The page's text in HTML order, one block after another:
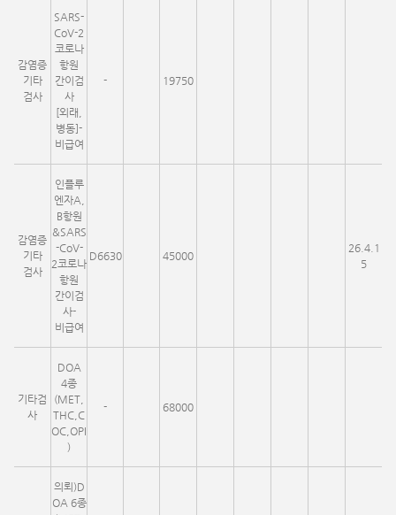
감염증
기타
검사
SARS-
CoV-2
코로나
항원
간이검
사
[외래,
병동]-
비급여
- 19750
감염증
기타
검사
인플루
엔자A,
B항원
&SARS
-CoV-
2코로나
항원
간이검
사-
비급여
D6630 45000
26.4.1
5
기타검
사
DOA
4종
(MET,
THC,C
OC,OPI
)
- 68000
의뢰)D
OA 6종